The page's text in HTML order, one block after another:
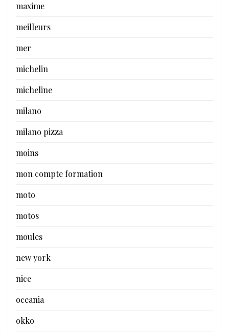
maxime
meilleurs
mer
michelin
micheline
milano
milano pizza
moins
mon compte formation
moto
motos
moules
new york
nice
oceania
okko